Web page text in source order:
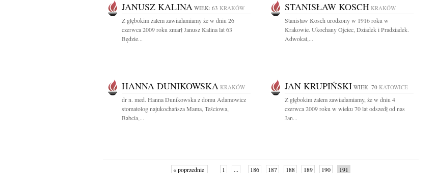
JANUSZ KALINA WIEK: 63 KRAKÓW
Z głębokim żalem zawiadamiamy że w dniu 26
czerwca 2009 roku zmarł Janusz Kalina lat 63
Będzie...
STANISŁAW KOSCH KRAKÓW
Stanisław Kosch urodzony w 1916 roku w
Krakowie. Ukochany Ojciec, Dziadek i Pradziadek.
Adwokat,...
HANNA DUNIKOWSKA KRAKÓW
dr n. med. Hanna Dunikowska z domu Adamowicz
stomatolog najukochańsza Mama, Teściowa,
Babcia,...
JAN KRUPIŃSKI WIEK: 70 KATOWICE
Z głębokim żalem zawiadamiamy, że w dniu 4
czerwca 2009 roku w wieku 70 lat odszedł od nas
Jan...
« poprzednie 1 ... 186 187 188 189 190 191